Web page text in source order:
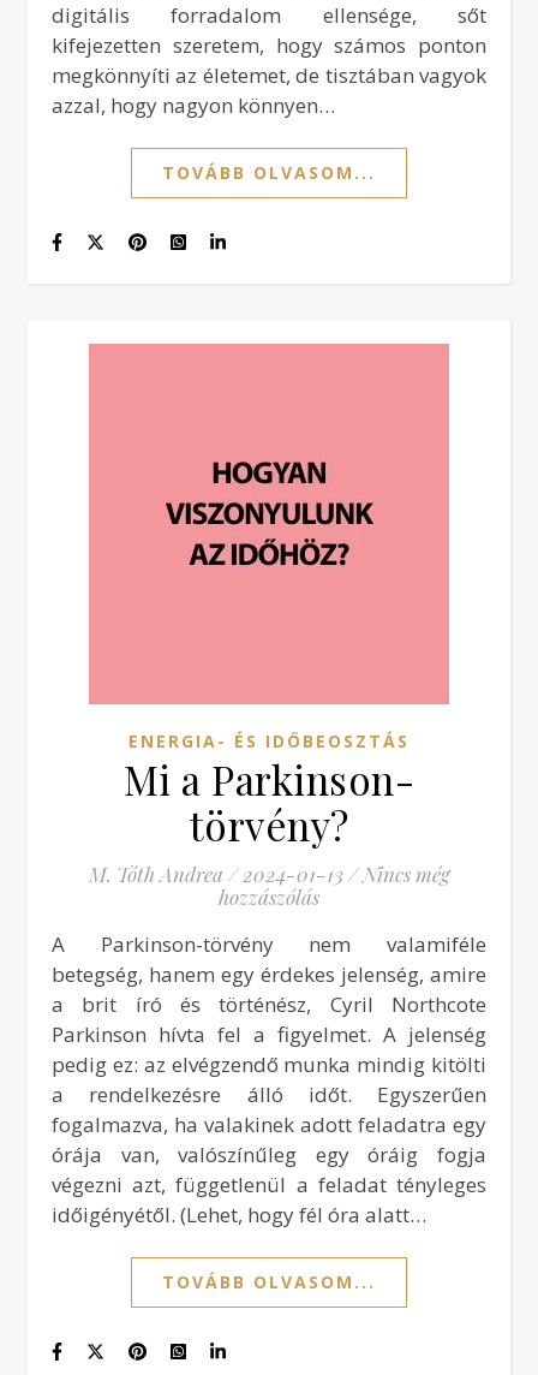
digitális forradalom ellensége, sőt
kifejezetten szeretem, hogy számos ponton
megkönnyíti az életemet, de tisztában vagyok
azzal, hogy nagyon könnyen…
TOVÁBB OLVASOM...
ENERGIA- ÉS IDŐBEOSZTÁS
Mi a Parkinson-
törvény?
M. Tóth Andrea / 2024-01-13 / Nincs még
hozzászólás
A Parkinson-törvény nem valamiféle
betegség, hanem egy érdekes jelenség, amire
a brit író és történész, Cyril Northcote
Parkinson hívta fel a figyelmet. A jelenség
pedig ez: az elvégzendő munka mindig kitölti
a rendelkezésre álló időt. Egyszerűen
fogalmazva, ha valakinek adott feladatra egy
órája van, valószínűleg egy óráig fogja
végezni azt, függetlenül a feladat tényleges
időigényétől. (Lehet, hogy fél óra alatt…
TOVÁBB OLVASOM...